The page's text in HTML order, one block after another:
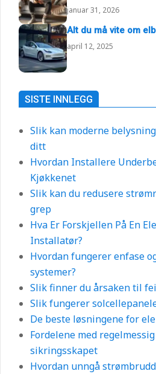
januar 31, 2026
Alt du må vite om
april 12, 2025
SISTE INNLEGG
Slik kan moderne
ditt
Hvordan Installere
Kjøkkenet
Slik kan du redusere
grep
Hva Er Forskjellen På En
Installatør?
Hvordan fungerer enfase
systemer?
Slik finner du årsaken til
Slik fungerer
De beste løsningene for
Fordelene med
sikringsskapet
Hvordan unngå